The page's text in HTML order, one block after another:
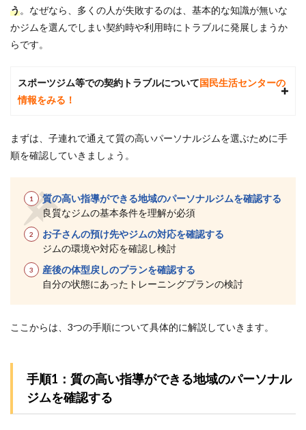
5.3
3
位：
ELEMENT
マ時間の
利用で子
育て中で
5.4
レー
ニン
グ 自
由が
丘店
｜一
人ひ
とり
に合
導で
トに
取り
組み
やす
う。なぜなら、多くの人が失敗するのは、基本的な知識が無いな
かジムを選んでしまい契約時や利用時にトラブルに発展しまうか
らです。
スポーツジム等での契約トラブルについて国民生活センターの
情報をみる！
まずは、子連れで通えて質の高いパーソナルジムを選ぶために手
順を確認していきましょう。
質の高い指導ができる地域のパーソナルジムを確認する
良質なジムの基本条件を理解が必須
お子さんの預け先やジムの対応を確認する
ジムの環境や対応を確認し検討
産後の体型戻しのプランを確認する
自分の状態にあったトレーニングプランの検討
ここからは、3つの手順について具体的に解説していきます。
手順1：質の高い指導ができる地域のパーソナル
ジムを確認する